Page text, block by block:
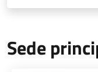
Sede